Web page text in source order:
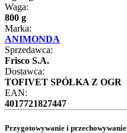
Waga:
800 g
Marka:
ANIMONDA
Sprzedawca:
Frisco S.A.
Dostawca:
TOFIVET SPÓŁKA Z OGR
EAN:
4017721827447
Przygotowywanie i przechowywanie